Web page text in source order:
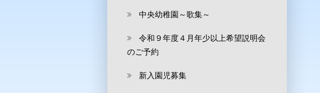
中央幼稚園～歌集～
令和９年度４月年少以上希望説明会
のご予約
新入園児募集